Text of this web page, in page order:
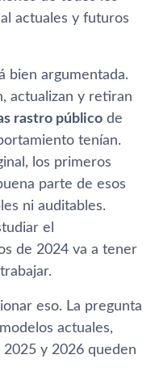
actuales y futuros
bien argumentada.
actualizan y retiran
rastro público de
tenían.
los primeros
parte de esos
ni auditables.
el
de 2024 va a tener
eso. La pregunta
actuales,
y 2026 queden